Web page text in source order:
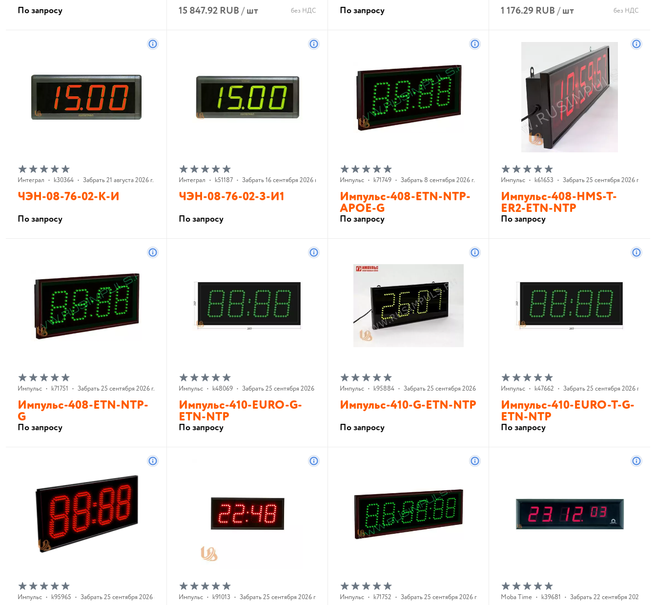
По запросу 15 847.92 RUB/шт без НДС По запросу 1 176.29 RUB/шт без НДС
Интеграл • k30364 • Забрать 21 августа 2026 г.
ЧЭН-08-76-02-К-И
По запросу
Интеграл • k51187 • Забрать 16 сентября 2026 г.
ЧЭН-08-76-02-З-И1
По запросу
Импульс • k71749 • Забрать 8 сентября 2026 г.
Импульс-408-ETN-NTP-
APOE-G
По запросу
Импульс • k61653 • Забрать 25 сентября 2026 г.
Импульс-408-HMS-T-
ER2-ETN-NTP
По запросу
Импульс • k71751 • Забрать 25 сентября 2026 г.
Импульс-408-ETN-NTP-
G
По запросу
Импульс • k48069 • Забрать 25 сентября 2026 г.
Импульс-410-EURO-G-
ETN-NTP
По запросу
Импульс • k95884 • Забрать 25 сентября 2026 г.
Импульс-410-G-ETN-NTP
По запросу
Импульс • k47662 • Забрать 25 сентября 2026 г.
Импульс-410-EURO-T-G-
ETN-NTP
По запросу
Импульс • k95965 • Забрать 25 сентября 2026 г. Импульс • k91013 • Забрать 25 сентября 2026 г. Импульс • k71752 • Забрать 25 сентября 2026 г. Moba Time • k39681 • Забрать 22 сентября 2026 г.